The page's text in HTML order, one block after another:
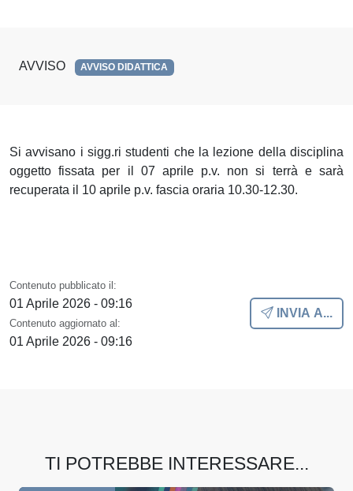
AVVISO AVVISO DIDATTICA
Si avvisano i sigg.ri studenti che la lezione della disciplina
oggetto fissata per il 07 aprile p.v. non si terrà e sarà
recuperata il 10 aprile p.v. fascia oraria 10.30-12.30.
Contenuto pubblicato il:
01 Aprile 2026 - 09:16
Contenuto aggiornato al:
01 Aprile 2026 - 09:16
INVIA A...
TI POTREBBE INTERESSARE...